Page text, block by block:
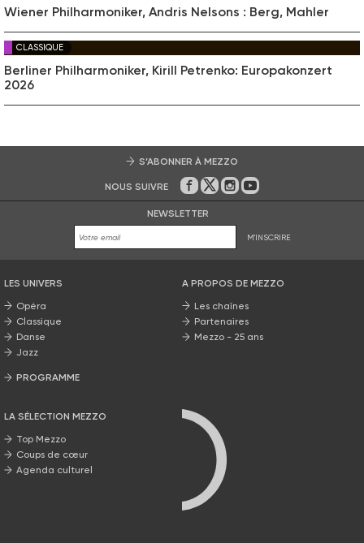
Wiener Philharmoniker, Andris Nelsons : Berg, Mahler
CLASSIQUE
Berliner Philharmoniker, Kirill Petrenko: Europakonzert
2026
S’ABONNER À MEZZO
NOUS SUIVRE Sur Facebook
Sur Twitter
Sur Instagram
Sur Youtube
NEWSLETTER
M'INSCRIRE
LES UNIVERS
Opéra
Classique
Danse
Jazz
PROGRAMME
LA SÉLECTION MEZZO
Top Mezzo
Coups de cœur
Agenda culturel
A PROPOS DE MEZZO
Les chaînes
Partenaires
Mezzo - 25 ans